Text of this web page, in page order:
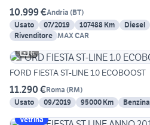
10.999 €Andria (BT)
Usato
07/2019 107488 Km Diesel
Rivenditore MAX CAR
6
FORD FIESTA ST-LINE 1.0 ECOBOOST
11.290 €Roma (RM)
Usato
09/2019 95000 Km Benzina
Vetrina